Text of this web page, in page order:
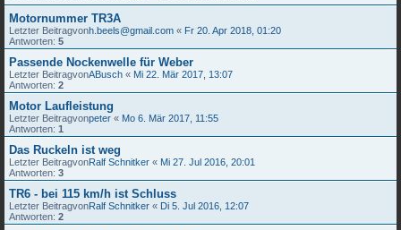
Motornummer TR3A
Letzter Beitragvonh.beels@gmail.com « Fr 20. Apr 2018, 01:20
Antworten: 5
Passende Nockenwelle für Weber
Letzter BeitragvonABusch « Mi 22. Mär 2017, 13:07
Antworten: 2
Motor Laufleistung
Letzter Beitragvonpeter « Mo 6. Mär 2017, 11:55
Antworten: 1
Das Ruckeln ist weg
Letzter BeitragvonRalf Schnitker « Mi 27. Jul 2016, 20:01
Antworten: 3
TR6 - bei 115 km/h ist Schluss
Letzter BeitragvonRalf Schnitker « Di 5. Jul 2016, 12:07
Antworten: 2